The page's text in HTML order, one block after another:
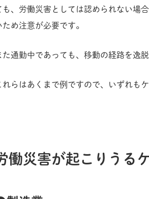
も、労働災害としては認められない場
ため注意が必要です。
た通勤中であっても、移動の経路を逸
れらはあくまで例ですので、いずれも
働災害が起こりうる